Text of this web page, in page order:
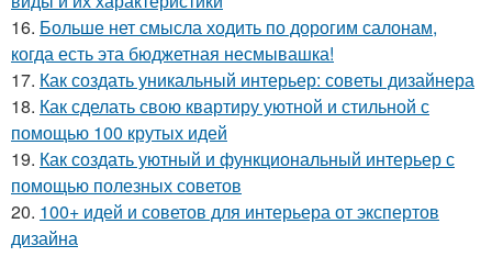
16. Больше нет смысла ходить по дорогим салонам,
когда есть эта бюджетная несмывашка!
17. Как создать уникальный интерьер: советы дизайнера
18. Как сделать свою квартиру уютной и стильной с
помощью 100 крутых идей
19. Как создать уютный и функциональный интерьер с
помощью полезных советов
20. 100+ идей и советов для интерьера от экспертов
дизайна